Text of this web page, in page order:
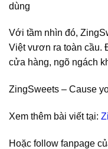
dùng
Với tầm nhìn đó,
Việt vươn ra toàn cầu.
cửa hàng, ngõ ngách
ZingSweets – Cause
Xem thêm bài viết tại:
Hoặc follow fanpage